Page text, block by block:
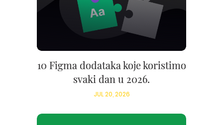
10 Figma dodataka koje koristimo
svaki dan u 2026.
JUL 20, 2026